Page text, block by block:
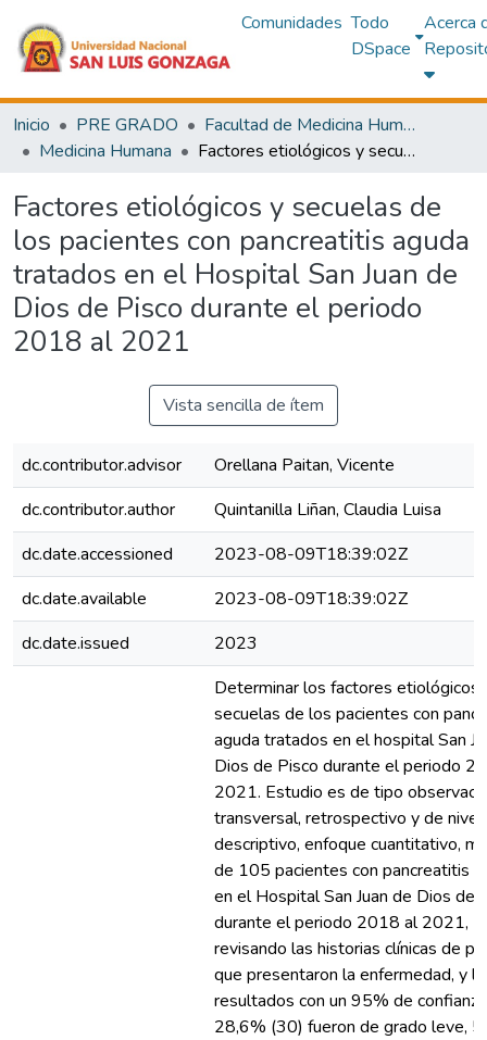
Comunidades Todo
DSpace
Acerca
Inicio PRE GRADO
Facultad de Medicina Humana
Medicina Humana
Factores etiológicos y secuelas de los pacientes con pancreatitis aguda tratados en el Hospital San Juan de Dios de Pisco durante el periodo 2018 al 2021
Factores etiológicos y secuelas de
los pacientes con pancreatitis aguda
tratados en el Hospital San Juan de
Dios de Pisco durante el periodo
2018 al 2021
Vista sencilla de ítem
dc.contributor.advisor
Orellana Paitan, Vicente
dc.contributor.author
Quintanilla Liñan, Claudia Luisa
dc.date.accessioned
2023-08-09T18:39:02Z
dc.date.available
2023-08-09T18:39:02Z
dc.date.issued
2023
Determinar los factores etiológicos
secuelas de los pacientes con
aguda tratados en el hospital San
Dios de Pisco durante el periodo
2021. Estudio es de tipo
transversal, retrospectivo y de nivel
descriptivo, enfoque cuantitativo,
de 105 pacientes con pancreatitis
en el Hospital San Juan de Dios de
durante el periodo 2018 al 2021,
revisando las historias clínicas de
que presentaron la enfermedad, y
resultados con un 95% de
28,6% (30) fueron de grado leve,